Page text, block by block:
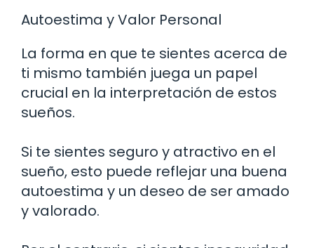
Autoestima y Valor Personal
La forma en que te sientes acerca de
ti mismo también juega un papel
crucial en la interpretación de estos
sueños.
Si te sientes seguro y atractivo en el
sueño, esto puede reflejar una buena
autoestima y un deseo de ser amado
y valorado.